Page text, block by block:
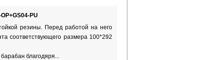
PU
резины. Перед работой на него
соответствующего размера 100*292
благодяря...